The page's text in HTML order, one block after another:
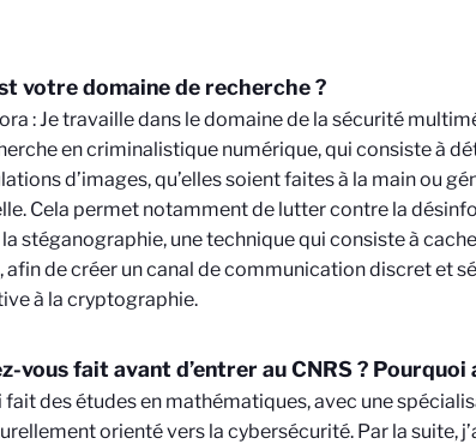
votre domaine de recherche ?
: Je travaille dans le domaine de la sécurité
en criminalistique numérique, qui consiste à
d’images, qu’elles soient faites à la main ou
Cela permet notamment de lutter contre la
la stéganographie, une technique qui consiste à
afin de créer un canal de communication discret et
à la cryptographie.
vous fait avant d’entrer au CNRS ?
fait des études en mathématiques, avec une
orienté vers la cybersécurité. Par la suite,